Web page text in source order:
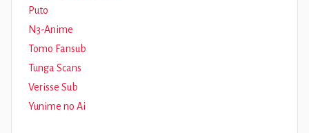
Puto
N3-Anime
Tomo Fansub
Tunga Scans
Verisse Sub
Yunime no Ai